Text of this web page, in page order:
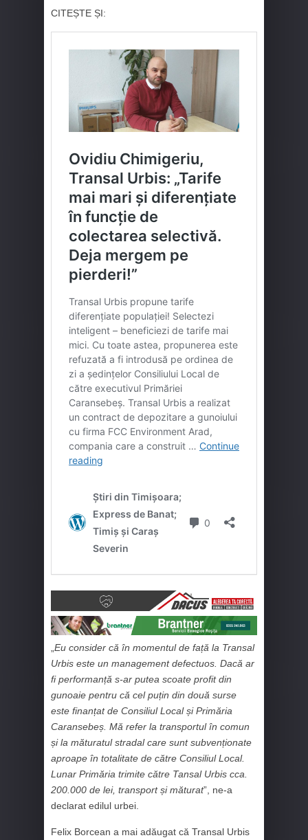
CITEȘTE ȘI:
Eu consider că în momentul de față la Transal
Urbis este un management defectuos. Dacă ar
fi performanță s-ar putea scoate profit din
gunoaie pentru că cel puțin din două surse
este finanțat de Consiliul Local și Primăria
Caransebeș. Mă refer la transportul în comun
și la măturatul stradal care sunt subvenționate
aproape în totalitate de către Consiliul Local.
Lunar Primăria trimite către Tansal Urbis cca.
200.000 de lei, transport și măturat”, ne-a
declarat edilul urbei.
Felix Borcean a mai adăugat că Transal Urbis